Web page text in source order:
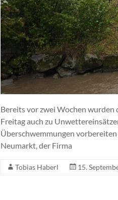
Bereits vor zwei Wochen
Freitag auch zu
Überschwemmungen
Neumarkt, der Firma
Tobias Haberl 15.